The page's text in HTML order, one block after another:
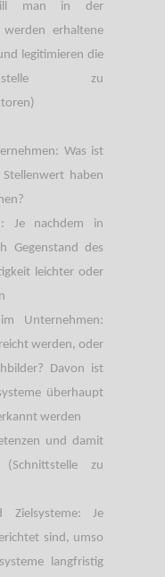
man in der
erhaltene
legitimieren die
zu
Was ist
haben
Je nachdem in
Gegenstand des
leichter oder
Unternehmen:
werden, oder
Davon ist
überhaupt
werden
und damit
zu
Zielsysteme: Je
sind, umso
langfristig